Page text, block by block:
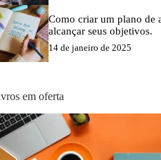
Como criar um plano de
alcançar seus objetivos.
14 de janeiro de 2025
em oferta